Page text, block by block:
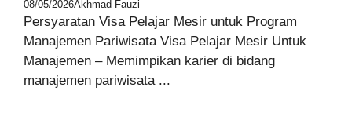
08/05/2026Akhmad Fauzi
Persyaratan Visa Pelajar Mesir untuk Program
Manajemen Pariwisata Visa Pelajar Mesir Untuk
Manajemen – Memimpikan karier di bidang
manajemen pariwisata ...